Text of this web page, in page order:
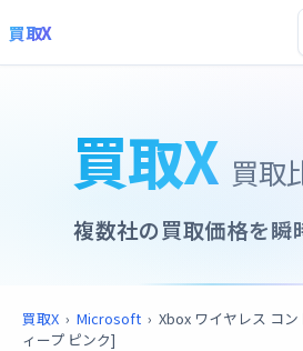
買取X
買取X 買取
複数社の買取価格を瞬
買取X › Microsoft › Xbox ワイヤレス コ
ィープ ピンク]